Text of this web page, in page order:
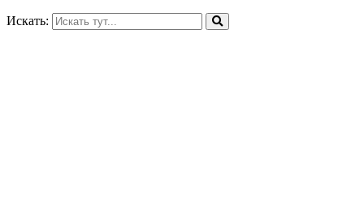
Искать: